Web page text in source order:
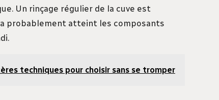
Un rinçage régulier de la cuve est
probablement atteint les composants
techniques pour choisir sans se tromper